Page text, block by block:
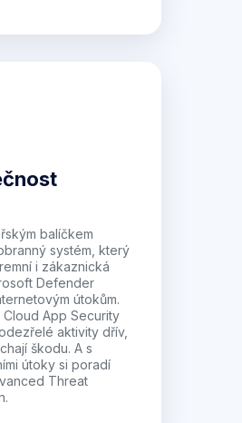
balíčkem
systém, který
i zákaznická
Defender
útokům.
App Security
aktivity dřív,
škodu. A s
útoky si poradí
Threat